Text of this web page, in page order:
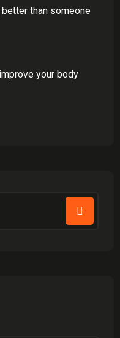
than someone
your body